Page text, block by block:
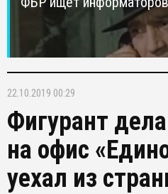
22.10.2019 00:29
Фигурант
на офис
уехал из